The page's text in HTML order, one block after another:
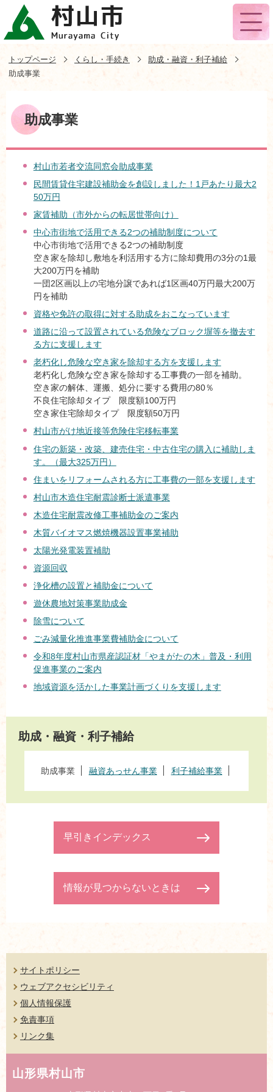
トップページ くらし・手続き
助成・融資・利子補給
助成事業
助成事業
村山市若者交流同窓会助成事業
民間賃貸住宅建設補助金を創設しました！1戸あたり最大2
50万円
家賃補助（市外からの転居世帯向け）
中心市街地で活用できる2つの補助制度について
中心市街地で活用できる2つの補助制度
空き家を除却し敷地を利活用する方に除却費用の3分の1最
大200万円を補助
一団2区画以上の宅地分譲であれば1区画40万円最大200万
円を補助
資格や免許の取得に対する助成をおこなっています
道路に沿って設置されている危険なブロック塀等を撤去す
る方に支援します
老朽化し危険な空き家を除却する方を支援します
老朽化し危険な空き家を除却する工事費の一部を補助。
空き家の解体、運搬、処分に要する費用の80％
不良住宅除却タイプ 限度額100万円
空き家住宅除却タイプ 限度額50万円
村山市がけ地近接等危険住宅移転事業
住宅の新築・改築、建売住宅・中古住宅の購入に補助しま
す。（最大325万円）
住まいをリフォームされる方に工事費の一部を支援します
村山市木造住宅耐震診断士派遣事業
木造住宅耐震改修工事補助金のご案内
木質バイオマス燃焼機器設置事業補助
太陽光発電装置補助
資源回収
浄化槽の設置と補助金について
遊休農地対策事業助成金
除雪について
ごみ減量化推進事業費補助金について
令和8年度村山市県産認証材「やまがたの木」普及・利用
促進事業のご案内
地域資源を活かした事業計画づくりを支援します
助成・融資・利子補給
助成事業 融資あっせん事業 利子補給事業
早引きインデックス
情報が見つからないときは
サイトポリシー
ウェブアクセシビリティ
個人情報保護
免責事項
リンク集
山形県村山市